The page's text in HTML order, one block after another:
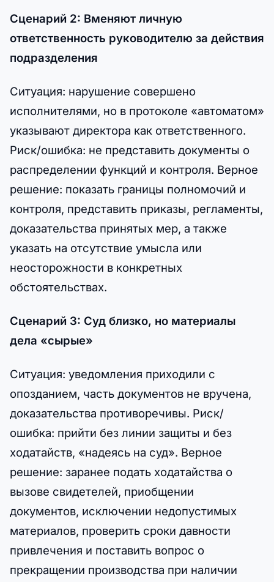
Сценарий 2: Вменяют личную
ответственность руководителю за действия
подразделения
Ситуация: нарушение совершено
исполнителями, но в протоколе «автоматом»
указывают директора как ответственного.
Риск/ошибка: не представить документы о
распределении функций и контроля. Верное
решение: показать границы полномочий и
контроля, представить приказы, регламенты,
доказательства принятых мер, а также
указать на отсутствие умысла или
неосторожности в конкретных
обстоятельствах.
Сценарий 3: Суд близко, но материалы
дела «сырые»
Ситуация: уведомления приходили с
опозданием, часть документов не вручена,
доказательства противоречивы. Риск/
ошибка: прийти без линии защиты и без
ходатайств, «надеясь на суд». Верное
решение: заранее подать ходатайства о
вызове свидетелей, приобщении
документов, исключении недопустимых
материалов, проверить сроки давности
привлечения и поставить вопрос о
прекращении производства при наличии